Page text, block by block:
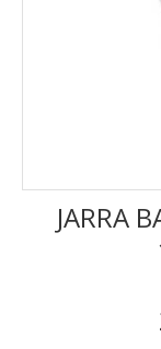
JARRA